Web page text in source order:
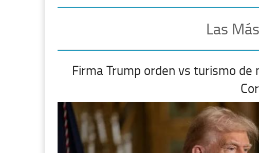
Las
Firma Trump orden vs turismo